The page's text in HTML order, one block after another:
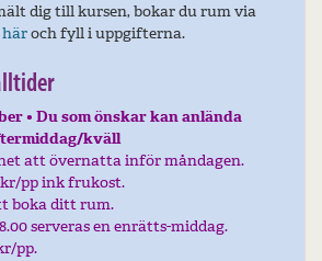
dig till kursen, bokar du rum via
och fyll i uppgifterna.
• Du som önskar kan anlända
kväll
att övernatta inför måndagen.
pp ink frukost.
boka ditt rum.
serveras en enrätts-middag.
pp.